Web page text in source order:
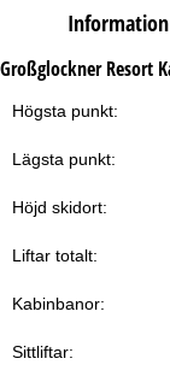
Großglockner Resort
Högsta punkt:
Lägsta punkt:
Höjd skidort:
Liftar totalt:
Kabinbanor:
Sittliftar: